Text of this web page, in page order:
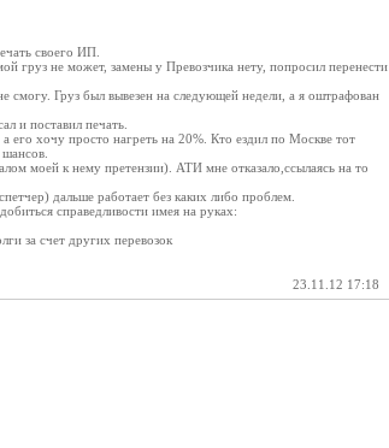
своего ИП.
груз не может, замены у Превозчика нету, попросил перенести
смогу. Груз был вывезен на следующей недели, а я оштрафован
и поставил печать.
его хочу просто нагреть на 20%. Кто ездил по Москве тот
моей к нему претензии). АТИ мне отказало,ссылаясь на то
дальше работает без каких либо проблем.
справедливости имея на руках:
за счет других перевозок
23.11.12 17:18